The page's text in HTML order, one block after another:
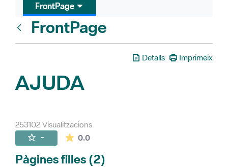
FrontPage
FrontPage
Detalls Imprimeix
AJUDA
253102 Visualitzacions
- 0.0La mitjana de les valoracions és de 0
Pàgines filles (2)